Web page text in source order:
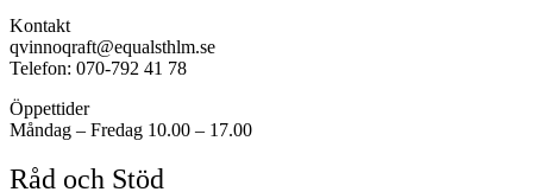
Kontakt
qvinnoqraft@equalsthlm.se
Telefon: 070-792 41 78
Öppettider
Måndag – Fredag 10.00 – 17.00
Råd och Stöd